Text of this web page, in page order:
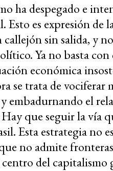
ha despegado e
es expresión de
sin salida, y
Ya no basta
económica
se trata de vociferar
embadurnando el
que seguir la vía
Esta estrategia no
no admite
del